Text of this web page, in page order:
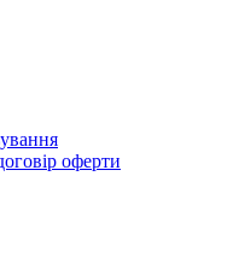
оферти